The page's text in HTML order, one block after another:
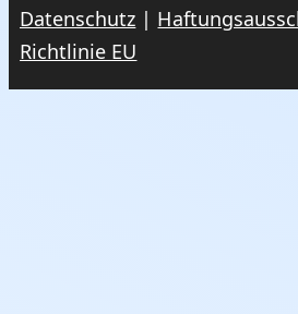
Datenschutz |
Richtlinie EU